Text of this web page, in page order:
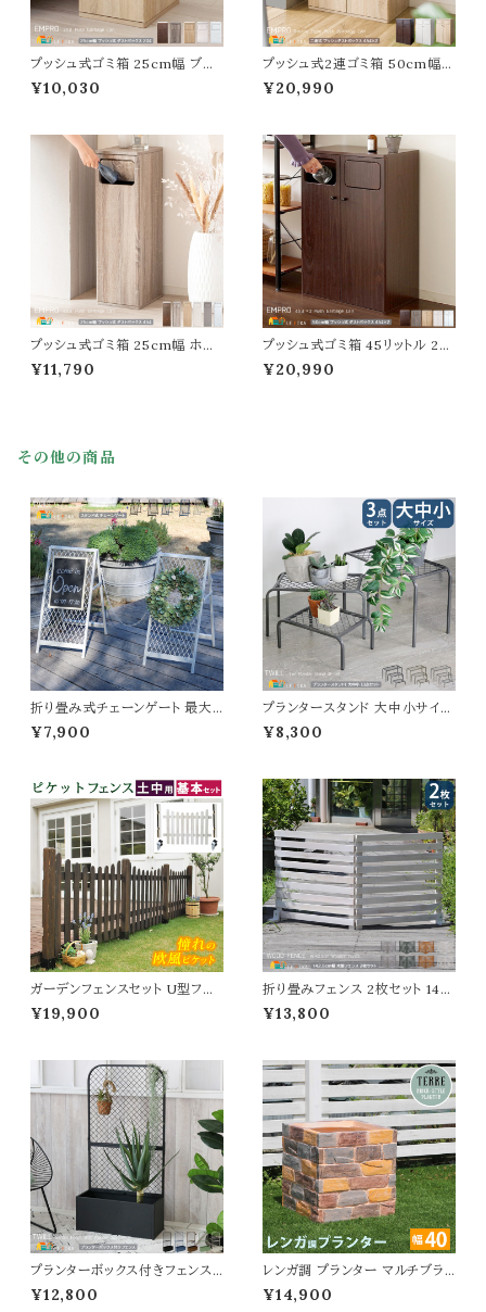
プッシュ式ゴミ箱 25cm幅 ブラ
ウン ナチュラル グレージュ ホワ
イト 木目柄 大理石柄 20リットル
れ 北欧 モダン 幅25cm 奥行き
30cm 高さ48cm サイドテーブ
ル フタ付きゴミ箱 20Lポリ袋対
応 蓋付き くずかご
¥10,030
プッシュ式2連ゴミ箱 50cm幅
ブラウン ナチュラル ホワイト 茶
色 白 ごみばこ プッシュ式ダスト
め おしゃれ 北欧 モダン スタイリ
ッシュ 幅50cm 奥行き30cm
高さ80cm 45リットル 分別 蓋
付き フタ付きゴミ箱
¥20,990
プッシュ式ゴミ箱 25cm幅 ホワ
イト ナチュラル グレージュ ブラウ
ン モカ 木目調柄 大理石調柄 無
m 高さ80cm プッシュ扉 蓋付き
¥11,790
プッシュ式ゴミ箱 45リットル 2連
タイプ 50cm幅 ブラウン ナチュ
ラル グレージュ ホワイト 木目柄
¥20,990
その他の商品
折り畳み式チェーンゲート 最大1
55cm幅 マットブラック ブルーグ
レー アイボリーホワイト 自立式ゲ
ート 最大幅155cm 奥行51cm
高さ64.5cm おすすめ おしゃれ
折り畳み収納 コンパクト 分割可
能 駐輪場ゲート
¥7,900
プランタースタンド 大中小サイズ
3点セット 大1台 中1台 小1台 合
計3点セット ゴールド グレー ブラ
ド プランターラック おすすめ お
しゃれ スチール製 花台 鉢植え
台 植木鉢台 フラワースタンド フ
ラワーラック
¥8,300
ガーデンフェンスセット U型フェ
ンス1枚 土中用金具2個 フェンス
セット 120cm幅 ホワイト ダーク
形フェンス おすすめ おしゃれ 北
欧 庭のフェンス 土中用金具セッ
ト 庭 ガーデニング 花壇 境界線
¥19,900
折り畳みフェンス 2枚セット 142.
5cm幅 ボーダーフェンス ダーク
グリーン ライトブラウン ホワイト
奥行22.4cm 高さ71cm おすす
め おしゃれ 北欧 モダン スタイリ
ッシュ 天然木 庭 花壇のフェンス
折り畳み式
¥13,800
プランターボックス付きフェンス
60.5cm幅 マットブラック モカブ
ラウン ブルーグレー ピスタチオ
¥12,800
レンガ調 プランター マルチブラ
ウン 茶色 植木鉢 40.5cm幅 鉢
植え 水抜き穴付き 幅40.5cm
¥14,900